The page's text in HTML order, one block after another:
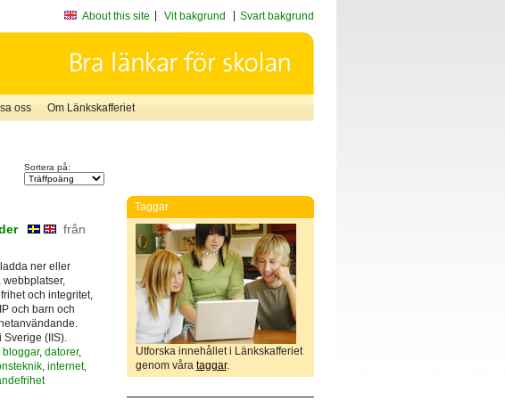
About this site Vit bakgrund Svart bakgrund
oss Om Länkskafferiet
Sortera på:
från
ner eller
och integritet,
och barn och
(IIS).
bloggar, datorer,
, internet,
Taggar
Utforska innehållet i Länkskafferiet
genom våra taggar.